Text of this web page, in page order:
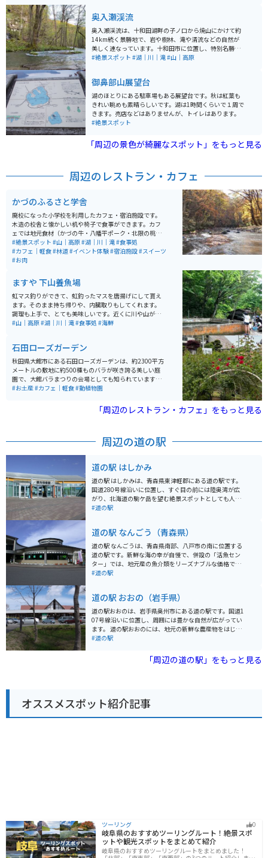
奥入瀬渓流
奥入瀬渓流は、十和田湖畔の子ノ口から焼山にかけて約
14km続く景勝地で、岩や樹林、滝や清流などの自然が
美しく連なっています。十和田市に位置し、特別名勝や
天然記念物として国から指定されており、観光地として
どの名所を含む多彩な景色を楽しむことができます。四
季それぞれの風情を持ち、散歩やドライブ、リラックス
する場としての楽しみ方ができるスポットです。
#絶景スポット #湖｜川｜滝#山｜高原
御鼻部山展望台
湖のほとりにある駐車場もある展望台です。秋は紅葉も
きれい眺めも素晴らしいです。湖は1時間くらいで１周で
きます。売店などはありませんが、トイレはあります。
#絶景スポット
「周辺の景色が綺麗なスポット」をもっと見る
周辺のレストラン・カフェ
かづのふるさと学舎
廃校になった小学校を利用したカフェ・宿泊施設です。
木造の校舎と懐かしい机や椅子で食事ができます。カフ
ェでは地元食材（かづの牛・八幡平ポーク・北限の桃）
をメニューに取り入れています。施設は主だった道路沿
いにあり、アクセスしやすいです。施設のすぐ外から散
策道が整備されていて、林と滝を楽しめます。観光名所
#絶景スポット #山｜高原#湖｜川｜滝#食事処
#カフェ｜軽食#林道#イベント体験#宿泊施設#スイーツ
#お肉
ますや 下山養魚場
虹マス釣りができて、虹釣ったマスを唐揚げにして貰え
ます。そのまま持ち帰りや、内臓取りもしてくれます。
調理も上手で、とても美味しいです。近くに川や山が多
いのでマイナスイオンたっぷりで癒されます。
#山｜高原#湖｜川｜滝#食事処 #海鮮
石田ローズガーデン
秋田県大館市にある石田ローズガーデンは、約2300平方
メートルの敷地に約500種ものバラが咲き誇る美しい庭
園で、大館バラまつりの会場としても知られています。
開園は4月から10月で、特に6月中旬の見頃には色とりど
がら華やかな香りに包まれる癒しの時間を楽しめます。
入園料は無料で駐車場も完備されており、気軽に立ち寄
らではのスイーツも人気。近くには秋田犬会館もあり、
く、バイクでのツーリング途中の休憩スポットとしても
#お土産#カフェ｜軽食#動植物園
「周辺のレストラン・カフェ」をもっと見る
周辺の道の駅
道の駅 はしかみ
道の駅 はしかみは、青森県東津軽郡にある道の駅です。
国道280号線沿いに位置し、すぐ目の前には陸奥湾が広
がり、北海道の駒ケ岳を望む絶景スポットとしても人気
です。 特産品販売コーナーでは、地元の新鮮な野菜や果
ラーメンなどが楽しめます。 バイクで訪れる場合、道の
駅には広々とした駐車場が完備されているので安心で
す。周辺には、美しい海岸線を走るシーサイドライン
や、温泉施設などもあり、ツーリングの拠点としても最
適です。
#道の駅
道の駅 なんごう（青森県）
道の駅 なんごうは、青森県南部、八戸市の南に位置する
道の駅です。新鮮な海の幸が自慢で、併設の「活魚セン
ター」では、地元産の魚介類をリーズナブルな価格で購
入できます。 レストランでは、採れたての魚介類を使っ
ーナーでは、ホタテやイカなどの浜焼きも楽しめます。
バイクで訪れる際は、太平洋に面した海岸線を走る国道
45号線からアクセスできます。道の駅には、広々とした
駐車場が完備されているので安心です。周辺には、種差
海岸や蕪島など、風光明媚な観光スポットも点在してい
スポット - バイクツーリングの拠点に最適
#道の駅
道の駅 おおの（岩手県）
道の駅おおのは、岩手県奥州市にある道の駅です。国道1
07号線沿いに位置し、周囲には豊かな自然が広がってい
ます。 道の駅おおのには、地元の新鮮な農産物をはじ
め、特産品や工芸品などを販売するショップがありま
ます。また、レストランでは、地元の食材を使用した郷
土料理や麺類などを味わうことができます。 バイクで訪
グスポットも点在しています。 道の駅おおのは、地元の
人々との交流も楽しめる場所です。訪れた際には、ぜひ
地元の人々に声をかけてみてください。地元の穴場情報
#道の駅
「周辺の道の駅」をもっと見る
オススメスポット紹介記事
ツーリング 0
岐阜県のおすすめツーリングルート！絶景スポ
ットや観光スポットをまとめて紹介
岐阜県のおすすめツーリングルートをまとめました！